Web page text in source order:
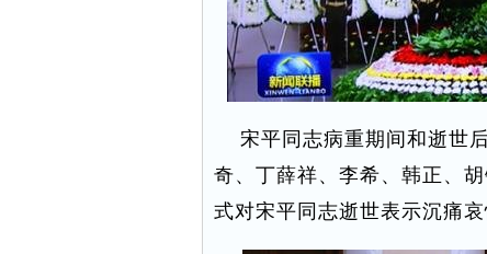
宋平同志病重期间和逝世
奇、丁薛祥、李希、韩正、
式对宋平同志逝世表示沉痛